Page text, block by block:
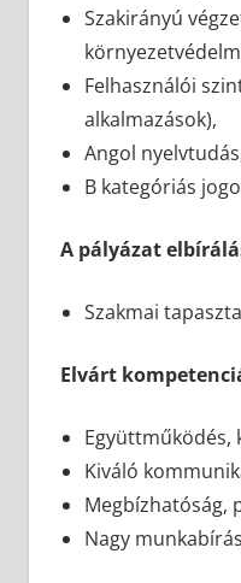
Szakirányú
Felhasználói
alkalmazások),
Angol
B kategóriás
A pályázat
Szakmai
Elvárt
Együttműködés,
Kiváló
Megbízhatóság,
Nagy